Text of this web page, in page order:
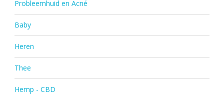
Probleemhuid en Acné
Baby
Heren
Thee
Hemp - CBD